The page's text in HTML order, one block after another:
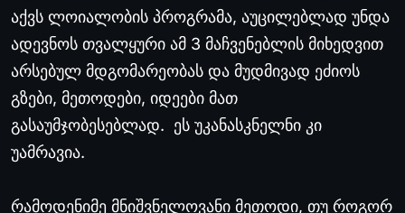
აქვს ლოიალობის პროგრამა, აუცილებლად უნდა
ადევნოს თვალყური ამ 3 მაჩვენებლის მიხედვით
არსებულ მდგომარეობას და მუდმივად ეძიოს
გზები, მეთოდები, იდეები მათ
გასაუმჯობესებლად. ეს უკანასკნელნი კი
უამრავია.
რამოდენიმე მნიშვნელოვანი მეთოდი, თუ როგორ